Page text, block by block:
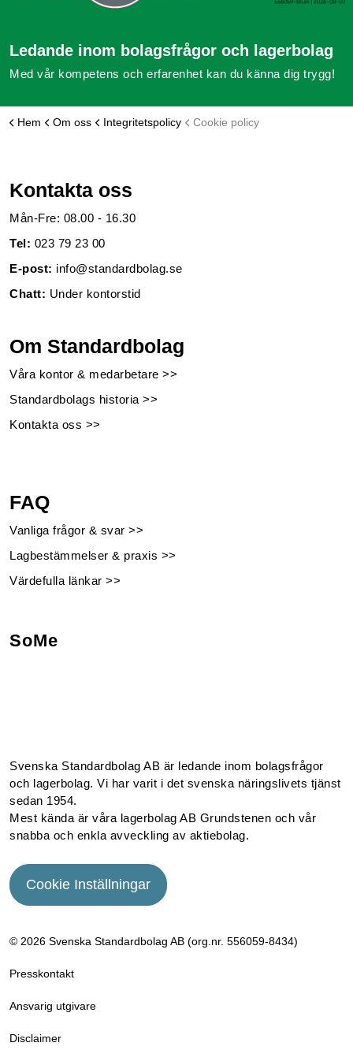
Ledande inom bolagsfrågor och lagerbolag
Med vår kompetens och erfarenhet kan du känna dig trygg!
Hem Om oss Integritetspolicy Cookie policy
Kontakta oss
Mån-Fre: 08.00 - 16.30
Tel: 023 79 23 00
E-post: info@standardbolag.se
Chatt: Under kontorstid
Om Standardbolag
Våra kontor & medarbetare >>
Standardbolags historia >>
Kontakta oss >>
FAQ
Vanliga frågor & svar >>
Lagbestämmelser & praxis >>
Värdefulla länkar >>
SoMe
Svenska Standardbolag AB är ledande inom bolagsfrågor
och lagerbolag. Vi har varit i det svenska näringslivets tjänst
sedan 1954.
Mest kända är våra lagerbolag AB Grundstenen och vår
snabba och enkla avveckling av aktiebolag.
Cookie Inställningar
© 2026 Svenska Standardbolag AB (org.nr. 556059­-8434)
Presskontakt
Ansvarig utgivare
Disclaimer